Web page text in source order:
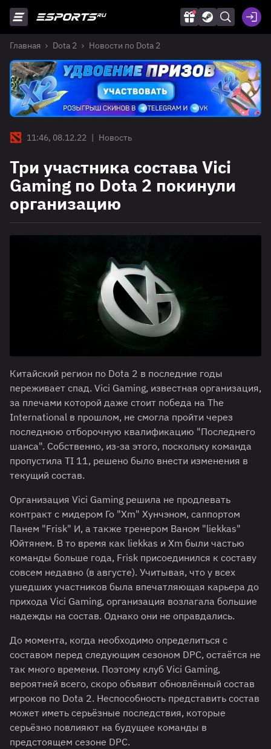
Главная Dota 2 Новости по Dota 2
11:46, 08.12.22 | Новость
Три участника состава Vici
Gaming по Dota 2 покинули
организацию
Китайский регион по Dota 2 в последние годы
переживает спад. Vici Gaming, известная организация,
за плечами которой даже стоит победа на The
International в прошлом, не смогла пройти через
последнюю отборочную квалификацию "Последнего
шанса". Собственно, из-за этого, поскольку команда
пропустила TI 11, решено было внести изменения в
текущий состав.
Организация Vici Gaming решила не продлевать
контракт с мидером Го "Xm" Хунчэном, саппортом
Панем "Frisk" И, а также тренером Ваном "liekkas"
Юйтянем. В то время как liekkas и Xm были частью
команды больше года, Frisk присоединился к составу
совсем недавно (в августе). Учитывая, что у всех
ушедших участников была впечатляющая карьера до
прихода Vici Gaming, организация возлагала большие
надежды на состав. Однако они не оправдались.
До момента, когда необходимо определиться с
составом перед следующим сезоном DPC, остаётся не
так много времени. Поэтому клуб Vici Gaming,
вероятней всего, скоро объявит обновлённый состав
игроков по Dota 2. Неспособность представить состав
может иметь серьёзные последствия, которые
серьёзно повлияют на будущее команды в
предстоящем сезоне DPC.